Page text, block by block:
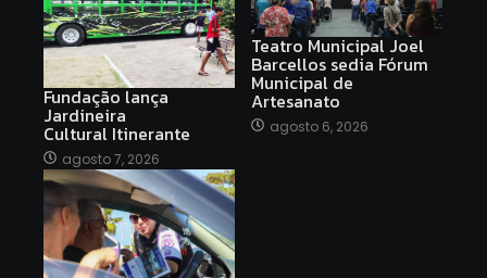
Fundação lança
Jardineira
Cultural Itinerante
agosto 7, 2026
Teatro Municipal Joel
Barcellos sedia Fórum
Municipal de
Artesanato
agosto 6, 2026